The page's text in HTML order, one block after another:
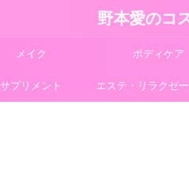
野本愛のコ
メイク ボディケア
サプリメント エステ・リラクゼ